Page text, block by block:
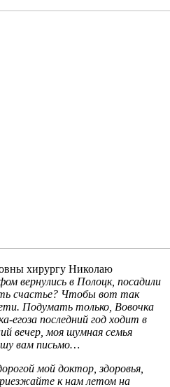
хирургу Николаю
вернулись в Полоцк, посадили
счастье? Чтобы вот так
Подумать только, Вовочка
егоза последний год ходит в
вечер, моя шумная семья
вам письмо…
мой доктор, здоровья,
к нам летом на